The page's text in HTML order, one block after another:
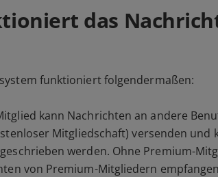
das
funktioniert folgendermaßen:
kann Nachrichten an andere
Mitgliedschaft) versenden und
werden. Ohne Premium-
von Premium-Mitgliedern